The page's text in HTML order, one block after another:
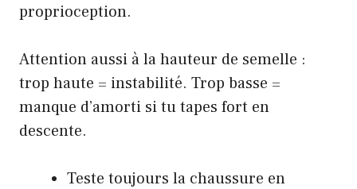
proprioception.
Attention aussi à la hauteur de semelle :
trop haute = instabilité. Trop basse =
manque d’amorti si tu tapes fort en
descente.
Teste toujours la chaussure en